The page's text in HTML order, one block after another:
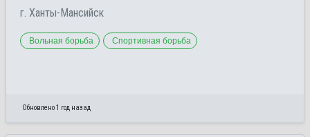
г. Ханты-Мансийск
Вольная борьба Спортивная борьба
Обновлено 1 год назад